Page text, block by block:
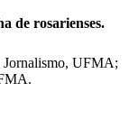
de rosarienses.
Jornalismo, UFMA;